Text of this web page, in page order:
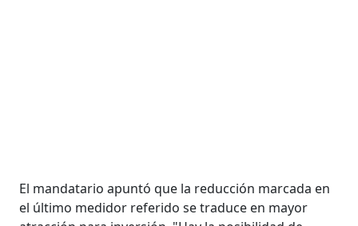
El mandatario apuntó que la reducción marcada en
el último medidor referido se traduce en mayor